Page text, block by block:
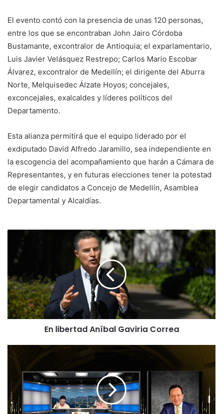
El evento contó con la presencia de unas 120 personas,
entre los que se encontraban John Jairo Córdoba
Bustamante, excontralor de Antioquia; el exparlamentario,
Luis Javier Velásquez Restrepo; Carlos Mario Escobar
Álvarez, excontralor de Medellín; el dirigente del Aburra
Norte, Melquisedec Álzate Hoyos; concejales,
exconcejales, exalcaldes y líderes políticos del
Departamento.
Esta alianza permitirá que el equipo liderado por el
exdiputado David Alfredo Jaramillo, sea independiente en
la escogencia del acompañamiento que harán a Cámara de
Representantes, y en futuras elecciones tener la potestad
de elegir candidatos a Concejo de Medellín, Asamblea
Departamental y Alcaldías.
En libertad Aníbal Gaviria Correa